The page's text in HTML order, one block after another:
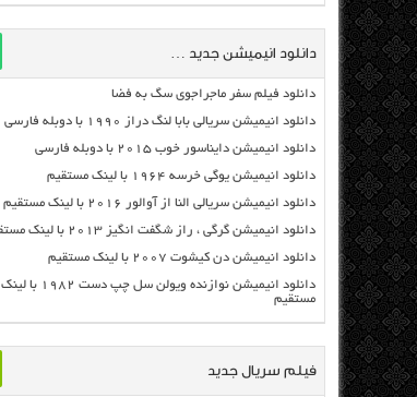
دانلود انیمیشن جدید …
دانلود فیلم سفر ماجراجوی سگ به فضا
دانلود انیمیشن سریالی بابا لنگ دراز ۱۹۹۰ با دوبله فارسی
دانلود انیمیشن دایناسور خوب ۲۰۱۵ با دوبله فارسی
دانلود انیمیشن یوگی خرسه ۱۹۶۴ با لینک مستقیم
دانلود انیمیشن سریالی النا از آوالور ۲۰۱۶ با لینک مستقیم
دانلود انیمیشن گرگی ، راز شگفت انگیز ۲۰۱۳ با لینک مستقیم
دانلود انیمیشن دن کیشوت ۲۰۰۷ با لینک مستقیم
دانلود انیمیشن نوازنده ویولن سل چپ دست ۱۹۸۲ با لینک
مستقیم
فیلم سریال جدید